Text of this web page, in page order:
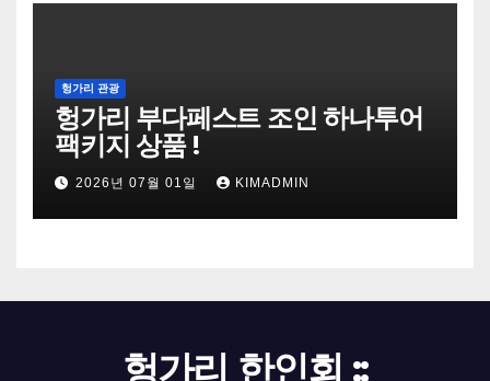
헝가리 관광
헝가리 부다페스트 조인 하나투어
팩키지 상품 !
2026년 07월 01일 KIMADMIN
헝가리 한인회 ::